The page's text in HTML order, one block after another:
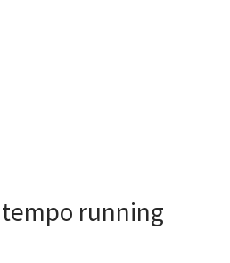
tempo running